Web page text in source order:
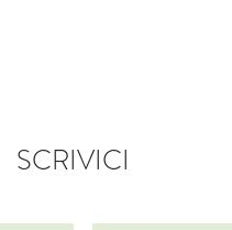
SCRIVICI